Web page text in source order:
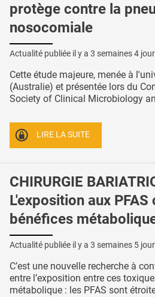
protège contre la
nosocomiale
Actualité publiée il y a 3 semaines 4
Cette étude majeure, menée à
(Australie) et présentée lors du
Society of Clinical Microbiology
LIRE LA SUITE
CHIRURGIE
L'exposition aux
bénéfices
Actualité publiée il y a 3 semaines 5
C’est une nouvelle recherche à
entre l’exposition entre ces
métabolique : les PFAS sont